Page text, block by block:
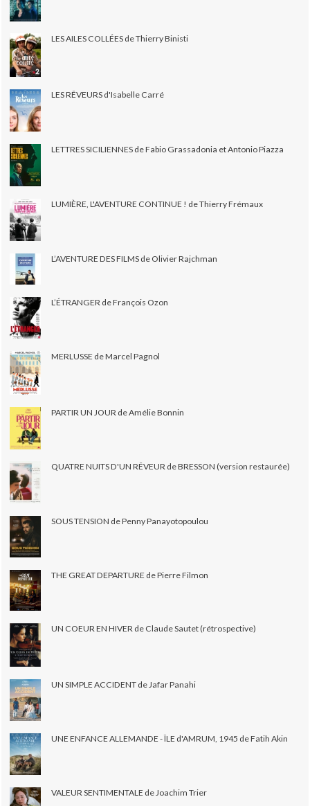
LES AILES COLLÉES de Thierry Binisti
LES RÊVEURS d'Isabelle Carré
LETTRES SICILIENNES de Fabio Grassadonia et Antonio Piazza
LUMIÈRE, L'AVENTURE CONTINUE ! de Thierry Frémaux
L’AVENTURE DES FILMS de Olivier Rajchman
L’ÉTRANGER de François Ozon
MERLUSSE de Marcel Pagnol
PARTIR UN JOUR de Amélie Bonnin
QUATRE NUITS D'UN RÊVEUR de BRESSON (version restaurée)
SOUS TENSION de Penny Panayotopoulou
THE GREAT DEPARTURE de Pierre Filmon
UN COEUR EN HIVER de Claude Sautet (rétrospective)
UN SIMPLE ACCIDENT de Jafar Panahi
UNE ENFANCE ALLEMANDE - ÎLE d'AMRUM, 1945 de Fatih Akin
VALEUR SENTIMENTALE de Joachim Trier